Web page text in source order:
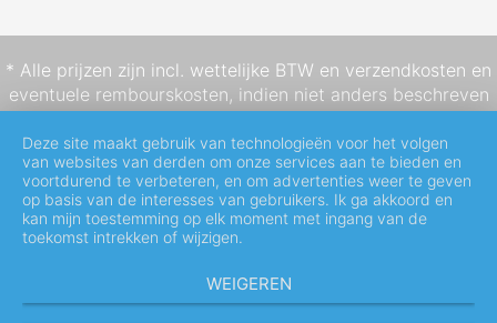
* Alle prijzen zijn incl. wettelijke BTW en verzendkosten en
eventuele rembourskosten, indien niet anders beschreven
Deze site maakt gebruik van technologieën voor het volgen
van websites van derden om onze services aan te bieden en
voortdurend te verbeteren, en om advertenties weer te geven
op basis van de interesses van gebruikers. Ik ga akkoord en
kan mijn toestemming op elk moment met ingang van de
toekomst intrekken of wijzigen.
WEIGEREN